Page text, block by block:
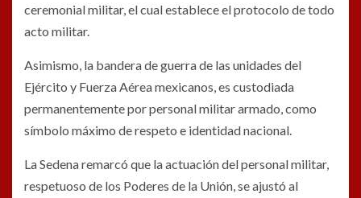
ceremonial militar, el cual establece el protocolo de todo
acto militar.
Asimismo, la bandera de guerra de las unidades del
Ejército y Fuerza Aérea mexicanos, es custodiada
permanentemente por personal militar armado, como
símbolo máximo de respeto e identidad nacional.
La Sedena remarcó que la actuación del personal militar,
respetuoso de los Poderes de la Unión, se ajustó al